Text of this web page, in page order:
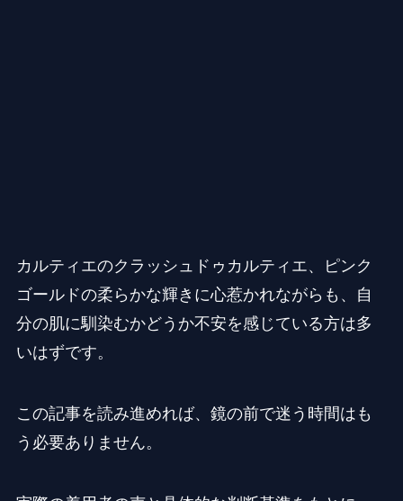
カルティエのクラッシュドゥカルティエ、ピンク
ゴールドの柔らかな輝きに心惹かれながらも、自
分の肌に馴染むかどうか不安を感じている方は多
いはずです。
この記事を読み進めれば、鏡の前で迷う時間はも
う必要ありません。